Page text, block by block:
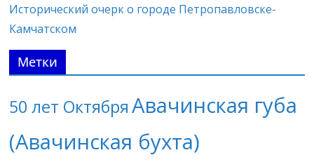
Исторический очерк о городе Петропавловске-
Камчатском
Метки
50 лет Октября Авачинская губа
(Авачинская бухта)